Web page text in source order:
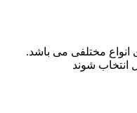
انواع مختلفی می باشد.
شوند